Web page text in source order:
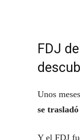
FDJ
Unos
se
Y el FDJ